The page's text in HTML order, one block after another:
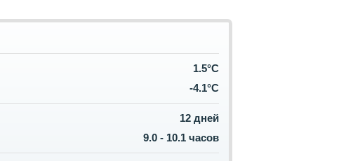
1.5°C
-4.1°C
12 дней
9.0 - 10.1 часов